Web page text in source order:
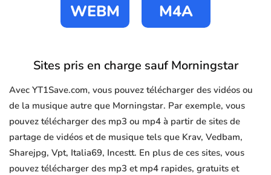
WEBM M4A
Sites pris en charge sauf Morningstar
Avec YT1Save.com, vous pouvez télécharger des vidéos ou
de la musique autre que Morningstar. Par exemple, vous
pouvez télécharger des mp3 ou mp4 à partir de sites de
partage de vidéos et de musique tels que Krav, Vedbam,
Sharejpg, Vpt, Italia69, Incestt. En plus de ces sites, vous
pouvez télécharger des mp3 et mp4 rapides, gratuits et